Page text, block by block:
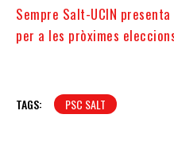
Sempre Salt-UCIN
per a les pròximes
TAGS: PSC SALT